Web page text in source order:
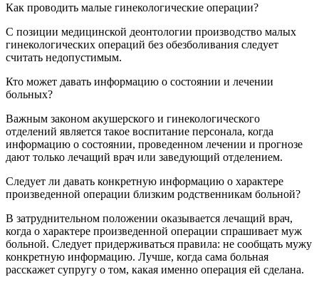
Как проводить малые гинекологические операции?
С позиции медицинской деонтологии производство малых
гинекологических операций без обезболивания следует
считать недопустимым.
Кто может давать информацию о состоянии и лечении
больных?
Важным законом акушерского и гинекологического
отделений является такое воспитание персонала, когда
информацию о состоянии, проведенном лечении и прогнозе
дают только лечащий врач или заведующий отделением.
Следует ли давать конкретную информацию о характере
произведенной операции близким родственникам больной?
В затруднительном положении оказывается лечащий врач,
когда о характере произведенной операции спрашивает муж
больной. Следует придерживаться правила: не сообщать мужу
конкретную информацию. Лучше, когда сама больная
расскажет супругу о том, какая именно операция ей сделана.